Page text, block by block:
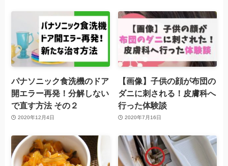
パナソニック食洗機のドア
開エラー再発！分解しない
で直す方法 その２
2020年12月4日
【画像】子供の顔が布団の
ダニに刺される！皮膚科へ
行った体験談
2020年7月16日